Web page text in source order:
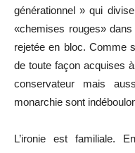
générationnel » qui
«chemises rouges»
rejetée en bloc. Comme
de toute façon acquises
conservateur mais
monarchie sont
L’ironie est familiale.